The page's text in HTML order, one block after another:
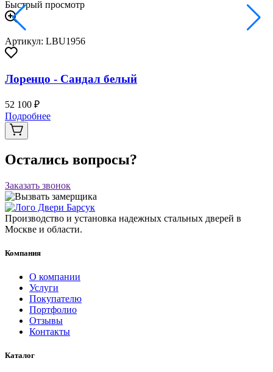
Быстрый просмотр
Артикул: LBU1956
Лоренцо - Сандал белый
52 100 ₽
Подробнее
Остались вопросы?
Заказать звонок
Производство и установка надежных стальных дверей в
Москве и области.
Компания
О компании
Услуги
Покупателю
Портфолио
Отзывы
Контакты
Каталог